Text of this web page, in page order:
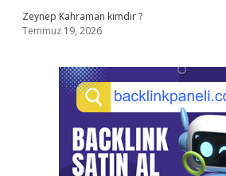
Zeynep Kahraman kimdir ?
Temmuz 19, 2026